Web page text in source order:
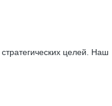
целей. Наш